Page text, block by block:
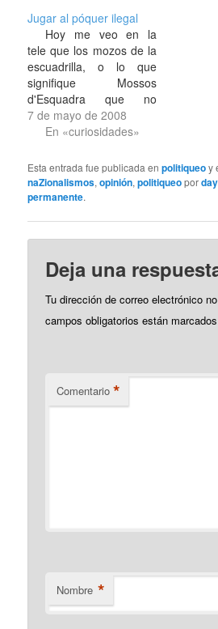
preguntaron por si
podían analizar la
calidad del agua de un
pozo de alguien que
conozco, un pozo que
la…
Jugar al póquer ilegal
Hoy me veo en la
tele que los mozos de la
escuadrilla, o lo que
signifique Mossos
d'Esquadra que no
entiendo por qué mejor
no llamarle policia, que
dice policía en catalán,
desmantelan un casino
en el que se celebraba
7 de mayo de 2008
En «curiosidades»
Esta entrada fue publicada enpolitiqueoy
naZionalismos,opinión,politiqueopor
permanente.
Deja una
Tu dirección de correo electrónico
campos obligatorios están
Comentario *
Nombre *